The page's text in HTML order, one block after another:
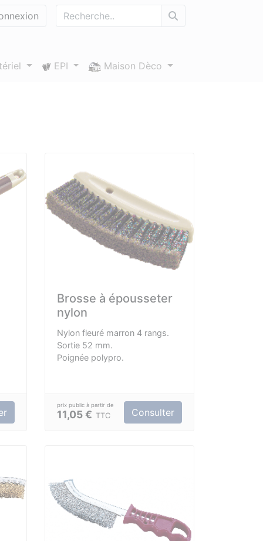
EPI Maison Dèco
Brosse à épousseter
nylon
Nylon fleuré marron 4 rangs.
Sortie 52 mm.
Poignée polypro.
11,05 € TTC Consulter